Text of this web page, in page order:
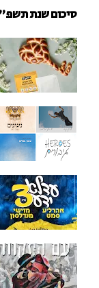
סיכום שנת